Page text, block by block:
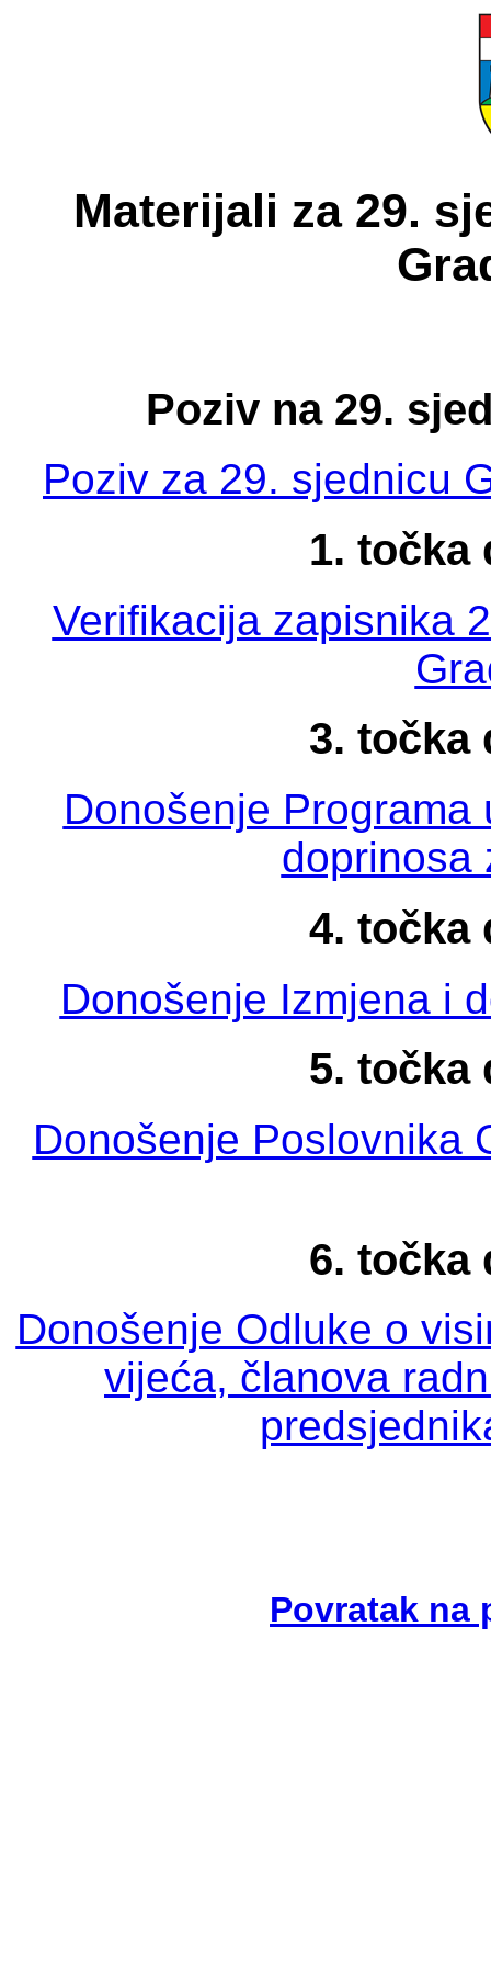
Materijali za 29.
Poziv na 29.
Poziv za 29. sjednicu
1. točka
Verifikacija zapisnika
3. točka
Donošenje
doprinosa
4. točka
Donošenje Izmjena i
5. točka
Donošenje Poslovnika
6. točka
Donošenje Odluke o
vijeća, članova
Povratak na